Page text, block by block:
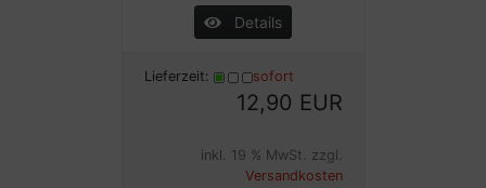
Details
Lieferzeit: sofort
12,90 EUR
inkl. 19 % MwSt. zzgl.
Versandkosten